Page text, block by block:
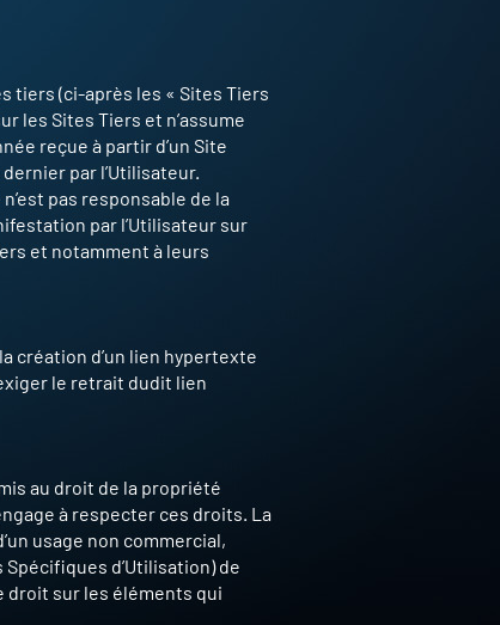
tiers (ci-après les « Sites Tiers
les Sites Tiers et n’assume
reçue à partir d’un Site
par l’Utilisateur.
pas responsable de la
par l’Utilisateur sur
et notamment à leurs
création d’un lien hypertexte
le retrait dudit lien
au droit de la propriété
à respecter ces droits. La
usage non commercial,
d’Utilisation) de
droit sur les éléments qui